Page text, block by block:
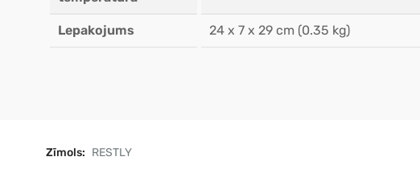
Lepakojums 24 x 7 x 29 cm (0.35 kg)
Zīmols: RESTLY